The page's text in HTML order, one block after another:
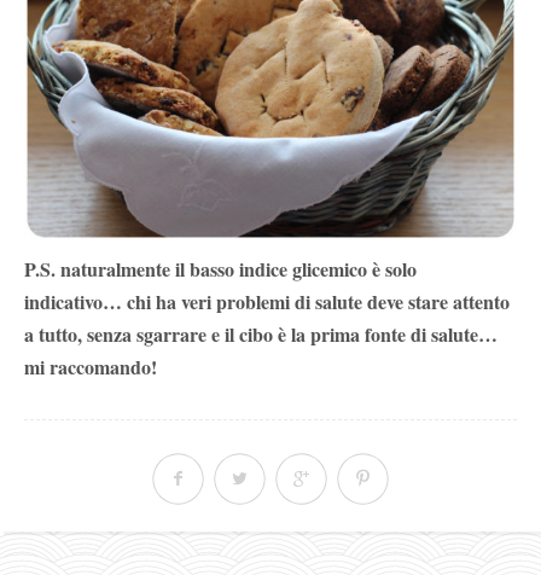
P.S. naturalmente il basso indice glicemico è solo
indicativo… chi ha veri problemi di salute deve stare attento
a tutto, senza sgarrare e il cibo è la prima fonte di salute…
mi raccomando!